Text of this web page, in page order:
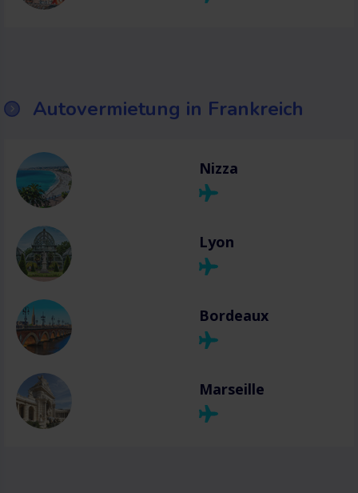
Autovermietung in Frankreich
Nizza
Lyon
Bordeaux
Marseille